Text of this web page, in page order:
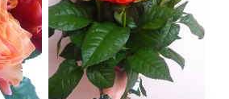
イ
ユウギリソウ
ユリオリエンタル
ユリ（LA）
ルビア
ライラック
ランルイ
リシアンサス